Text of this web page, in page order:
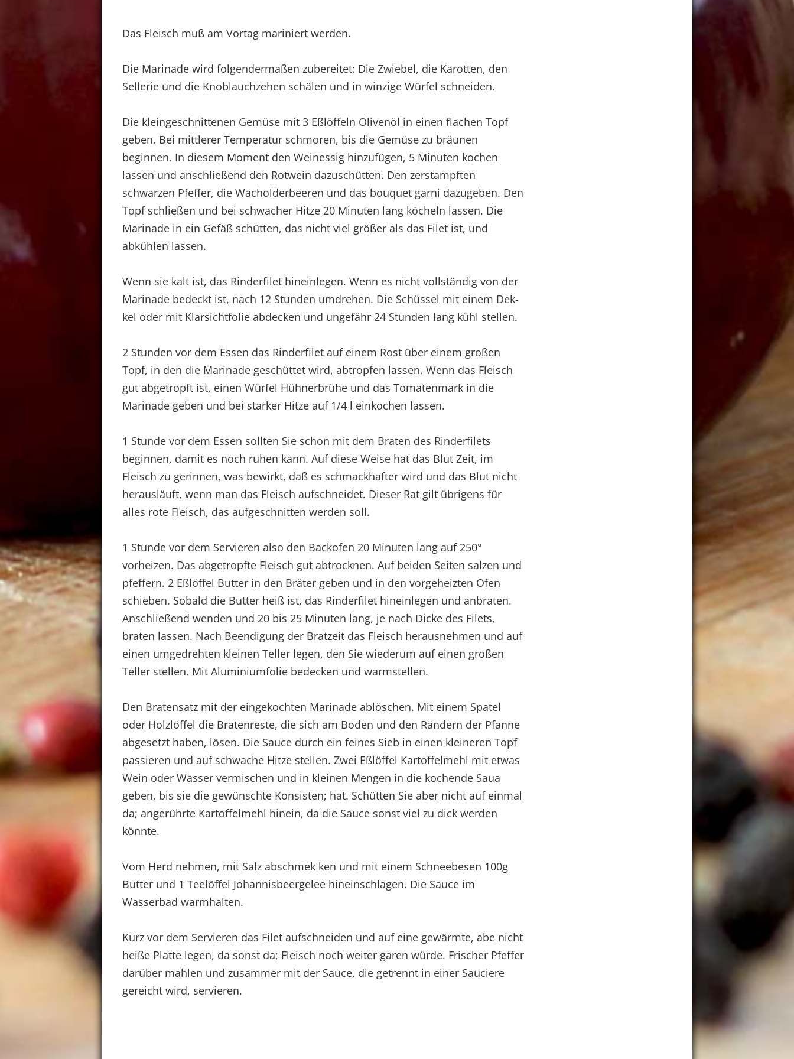
Das Fleisch muß am Vortag mariniert werden.
Die Marinade wird folgendermaßen zubereitet: Die Zwiebel, die Karotten, den
Sellerie und die Knoblauchzehen schälen und in winzige Würfel schneiden.
Die kleingeschnittenen Gemüse mit 3 Eßlöffeln Olivenöl in einen flachen Topf
geben. Bei mittlerer Temperatur schmoren, bis die Gemüse zu bräunen
beginnen. In diesem Moment den Weinessig hinzufügen, 5 Minuten kochen
lassen und anschließend den Rotwein dazuschütten. Den zerstampften
schwarzen Pfeffer, die Wacholderbeeren und das bouquet garni dazugeben. Den
Topf schließen und bei schwacher Hitze 20 Minuten lang köcheln lassen. Die
Marinade in ein Gefäß schütten, das nicht viel größer als das Filet ist, und
abkühlen lassen.
Wenn sie kalt ist, das Rinderfilet hineinlegen. Wenn es nicht vollständig von der
Marinade bedeckt ist, nach 12 Stunden umdrehen. Die Schüssel mit einem Dek-
kel oder mit Klarsichtfolie abdecken und ungefähr 24 Stunden lang kühl stellen.
2 Stunden vor dem Essen das Rinderfilet auf einem Rost über einem großen
Topf, in den die Marinade geschüttet wird, abtropfen lassen. Wenn das Fleisch
gut abgetropft ist, einen Würfel Hühnerbrühe und das Tomatenmark in die
Marinade geben und bei starker Hitze auf 1/4 l einkochen lassen.
1 Stunde vor dem Essen sollten Sie schon mit dem Braten des Rinderfilets
beginnen, damit es noch ruhen kann. Auf diese Weise hat das Blut Zeit, im
Fleisch zu gerinnen, was bewirkt, daß es schmackhafter wird und das Blut nicht
herausläuft, wenn man das Fleisch aufschneidet. Dieser Rat gilt übrigens für
alles rote Fleisch, das aufgeschnitten werden soll.
1 Stunde vor dem Servieren also den Backofen 20 Minuten lang auf 250°
vorheizen. Das abgetropfte Fleisch gut abtrocknen. Auf beiden Seiten salzen und
pfeffern. 2 Eßlöffel Butter in den Bräter geben und in den vorgeheizten Ofen
schieben. Sobald die Butter heiß ist, das Rinderfilet hineinlegen und anbraten.
Anschließend wenden und 20 bis 25 Minuten lang, je nach Dicke des Filets,
braten lassen. Nach Beendigung der Bratzeit das Fleisch herausnehmen und auf
einen umgedrehten kleinen Teller legen, den Sie wiederum auf einen großen
Teller stellen. Mit Aluminiumfolie bedecken und warmstellen.
Den Bratensatz mit der eingekochten Marinade ablöschen. Mit einem Spatel
oder Holzlöffel die Bratenreste, die sich am Boden und den Rändern der Pfanne
abgesetzt haben, lösen. Die Sauce durch ein feines Sieb in einen kleineren Topf
passieren und auf schwache Hitze stellen. Zwei Eßlöffel Kartoffelmehl mit etwas
Wein oder Wasser vermischen und in kleinen Mengen in die kochende Saua
geben, bis sie die gewünschte Konsisten; hat. Schütten Sie aber nicht auf einmal
da; angerührte Kartoffelmehl hinein, da die Sauce sonst viel zu dick werden
könnte.
Vom Herd nehmen, mit Salz abschmek ken und mit einem Schneebesen 100g
Butter und 1 Teelöffel Johannisbeergelee hineinschlagen. Die Sauce im
Wasserbad warmhalten.
Kurz vor dem Servieren das Filet aufschneiden und auf eine gewärmte, abe nicht
heiße Platte legen, da sonst da; Fleisch noch weiter garen würde. Frischer Pfeffer
darüber mahlen und zusammer mit der Sauce, die getrennt in einer Sauciere
gereicht wird, servieren.